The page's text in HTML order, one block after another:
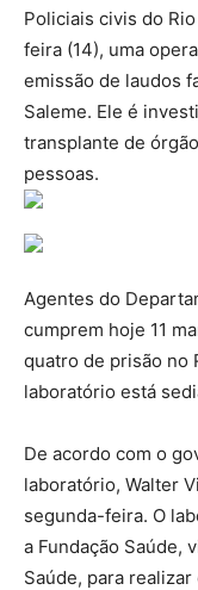
Policiais civis do
feira (14), uma
emissão de laudos
Saleme. Ele é
transplante de
pessoas.
Agentes do
cumprem hoje 11
quatro de prisão no
laboratório está
De acordo com o
laboratório, Walter
segunda-feira. O
a Fundação Saúde,
Saúde, para